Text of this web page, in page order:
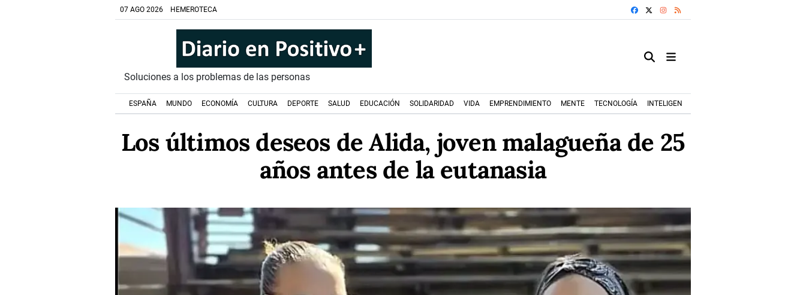
07 AGO 2026 HEMEROTECA FACEBOOKINSTAGRAM
Soluciones a los problemas de las personas
ESPAÑA MUNDO ECONOMÍA CULTURA DEPORTE SALUD EDUCACIÓN SOLIDARIDAD VIDA EMPRENDIMIENTO MENTE TECNOLOGÍA INTELIGENCIA ARTIFICIAL
Los últimos deseos de Alida, joven malagueña de 25
años antes de la eutanasia